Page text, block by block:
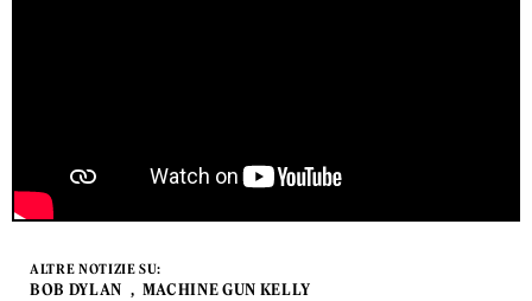
ALTRE NOTIZIE SU:
BOB DYLAN MACHINE GUN KELLY